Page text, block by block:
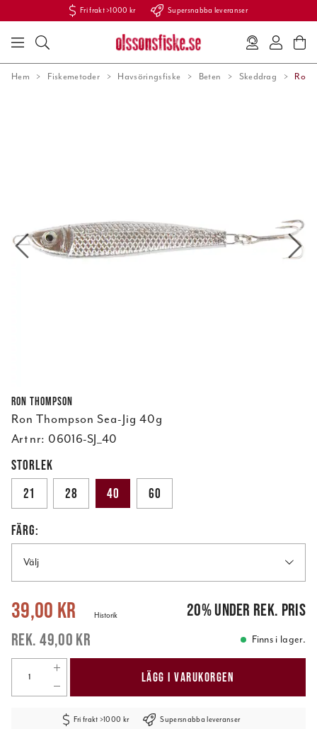
Fri frakt >1000 kr Supersnabba leveranser
Hem Fiskemetoder Havsöringsfiske Beten Skeddrag Ron
Ron Thompson
Ron Thompson Sea-Jig 40g
Art nr: 06016-SJ_40
STORLEK
21
28 40 60
FÄRG:
Välj
Nuvarande pris: 49,00 kr
39,00 kr
49,00 kr
Historik 20%under rek. pris
Finns i lager.
LÄGG I VARUKORGEN
Fri frakt >1000 kr Supersnabba leveranser